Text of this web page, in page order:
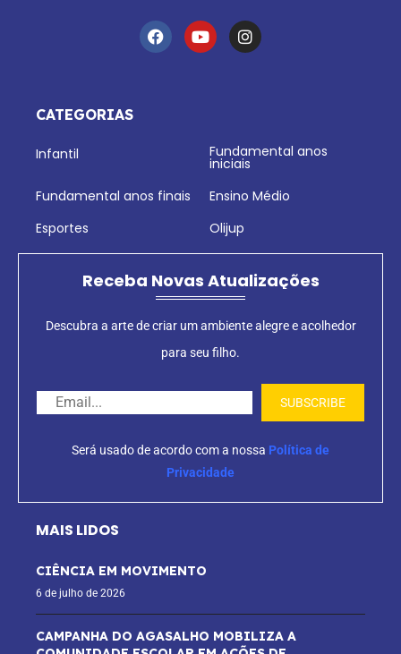
CATEGORIAS
Infantil Fundamental anos
iniciais
Fundamental anos finais
Ensino Médio
Esportes
Olijup
Receba Novas Atualizações
Descubra a arte de criar um ambiente alegre e acolhedor
para seu filho.
Será usado de acordo com a nossa Política de
Privacidade
MAIS LIDOS
CIÊNCIA EM MOVIMENTO
6 de julho de 2026
CAMPANHA DO AGASALHO MOBILIZA A